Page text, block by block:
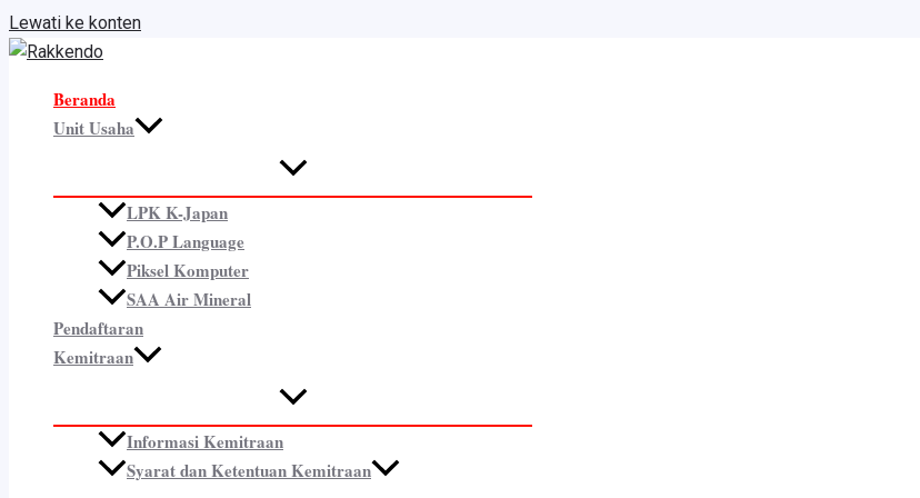
Lewati ke konten
Beranda
Unit Usaha
LPK K-Japan
P.O.P Language
Piksel Komputer
SAA Air Mineral
Pendaftaran
Kemitraan
Informasi Kemitraan
Syarat dan Ketentuan Kemitraan